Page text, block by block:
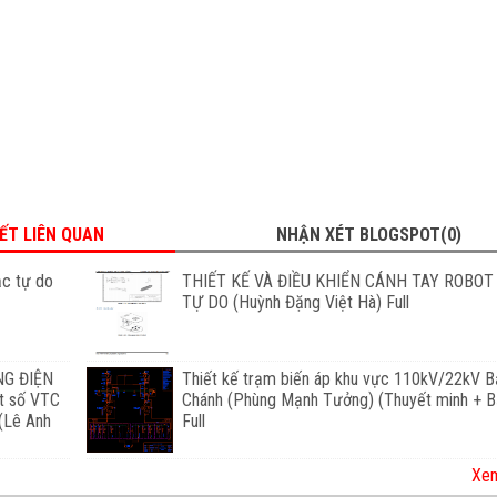
LIÊN QUAN NHẬN XÉT BLOGSPOT(0)
tự do
THIẾT KẾ VÀ ĐIỀU KHIỂN CÁNH TAY
TỰ DO (Huỳnh Đặng Việt Hà) Full
ĐIỆN
số VTC
Anh
Thiết kế trạm biến áp khu vực 110kV/22kV
Chánh (Phùng Mạnh Tưởng) (Thuyết minh +
Full